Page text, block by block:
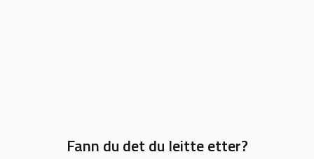
Fann du det du leitte etter?